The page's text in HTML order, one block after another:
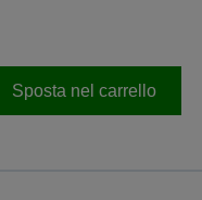
Sposta nel carrello